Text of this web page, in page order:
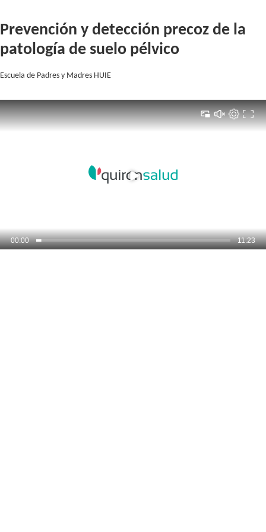
al
contenido
Prevención y detección precoz de la
patología de suelo pélvico
Escuela de Padres y Madres HUIE
00:00 11:23